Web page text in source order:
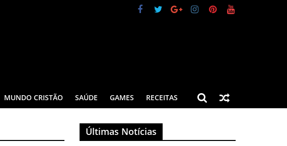
MUNDO CRISTÃO SAÚDE GAMES RECEITAS
Últimas Notícias